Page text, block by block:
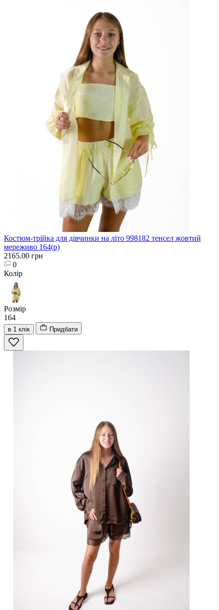
Костюм-трійка для дівчинки на літо 998182 тенсел жовтий
мереживо 164(р)
2165.00 грн
0
Колір
Розмір
164
в 1 клік Придбати